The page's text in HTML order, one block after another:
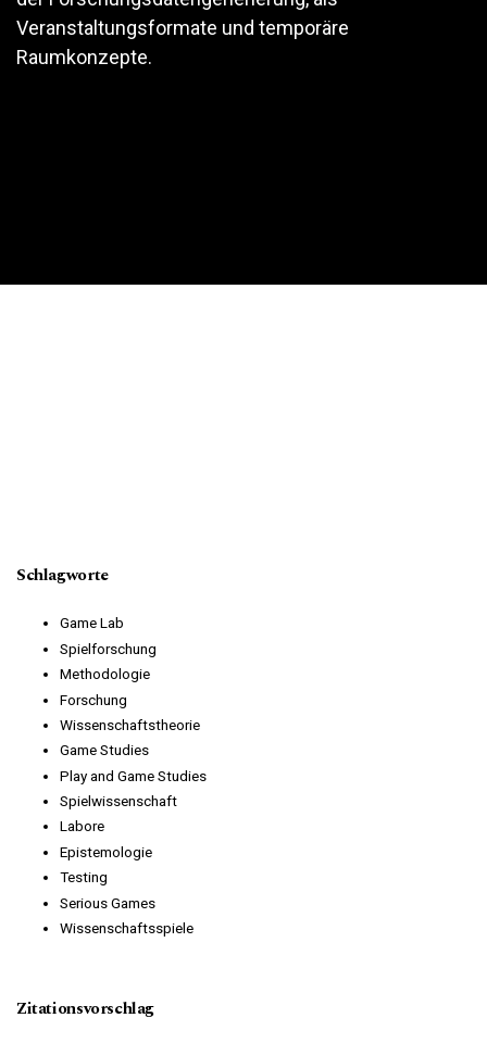
Veranstaltungsformate und temporäre
Raumkonzepte.
Schlagworte
Game Lab
Spielforschung
Methodologie
Forschung
Wissenschaftstheorie
Game Studies
Play and Game Studies
Spielwissenschaft
Labore
Epistemologie
Testing
Serious Games
Wissenschaftsspiele
Zitationsvorschlag